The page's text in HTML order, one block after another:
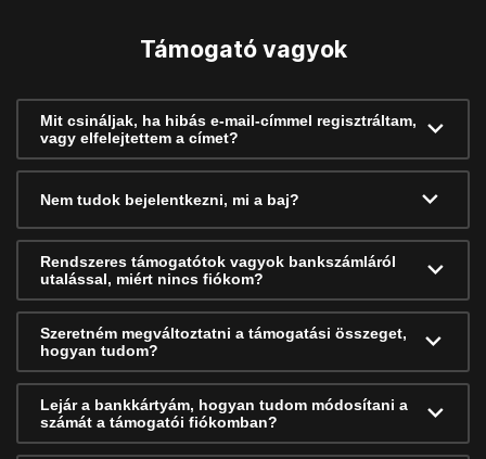
Támogató vagyok
Mit csináljak, ha hibás e-mail-címmel regisztráltam,
vagy elfelejtettem a címet?
Nem tudok bejelentkezni, mi a baj?
Rendszeres támogatótok vagyok bankszámláról
utalással, miért nincs fiókom?
Szeretném megváltoztatni a támogatási összeget,
hogyan tudom?
Lejár a bankkártyám, hogyan tudom módosítani a
számát a támogatói fiókomban?